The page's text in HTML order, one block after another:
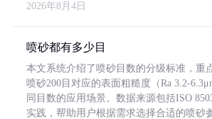
2026年8月4日
喷砂都有多少目
本文系统介绍了喷砂目数的分级标准，重
喷砂200目对应的表面粗糙度（Ra 3.2-
同目数的应用场景。数据来源包括ISO
实践，帮助用户根据需求选择合适的喷砂